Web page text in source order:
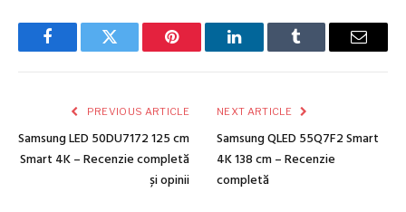
FacebookTwitter Pinterest LinkedInTumblr Email
PREVIOUS ARTICLE
Samsung LED 50DU7172 125 cm
Smart 4K – Recenzie completă
și opinii
NEXT ARTICLE
Samsung QLED 55Q7F2 Smart
4K 138 cm – Recenzie
completă